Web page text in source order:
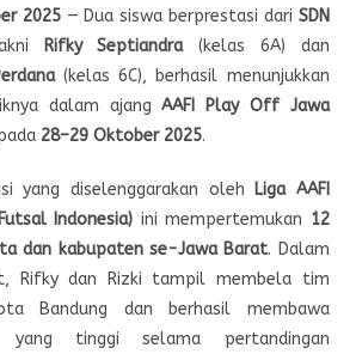
2025— Dua siswa berprestasi dari SDN
Rifky Septiandra(kelas 6A) dan
(kelas 6C), berhasil menunjukkan
dalam ajangAAFI Play Off Jawa
28–29 Oktober 2025.
yang diselenggarakan oleh
Liga AAFI
Indonesia) ini mempertemukan 12
dan kabupaten se-Jawa Barat. Dalam
Rifky dan Rizki tampil membela tim
Bandung dan berhasil membawa
yang tinggi selama pertandingan